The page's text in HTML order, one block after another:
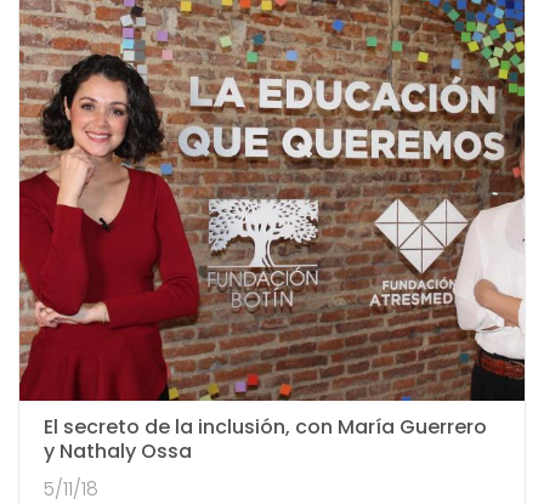
El secreto de la inclusión, con María Guerrero
y Nathaly Ossa
5/11/18